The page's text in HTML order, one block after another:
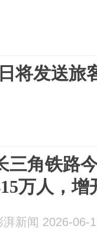
将发送旅
三角铁路
万人，增
湃新闻 2026-06-